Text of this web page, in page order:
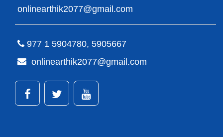
onlinearthik2077@gmail.com
977 1 5904780, 5905667
onlinearthik2077@gmail.com